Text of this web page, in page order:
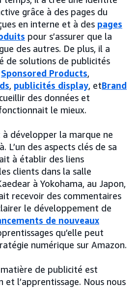
grâce à des pages du
en interne et à des pages
pour s’assurer que la
des autres. De plus, il a
de solutions de publicités
Sponsored Products,
, publicités display, etBrand
des données et
le mieux.
à développer la marque ne
L’un des aspects clés de sa
à établir des liens
clients dans la salle
à Yokohama, au Japon,
recevoir des commentaires
le développement de
de nouveaux
qu’elle peut
numérique sur Amazon.
de publicité est
et l’apprentissage. Nous nous